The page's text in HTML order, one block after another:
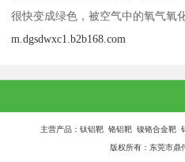
很快变成绿色，被空气中的氧气氧
m.dgsdwxc1.b2b168.com
主营产品：钛铝靶 铬铝靶 镍铬合金靶
版权所有：东莞市鼎